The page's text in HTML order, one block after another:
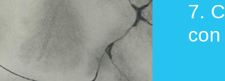
7.